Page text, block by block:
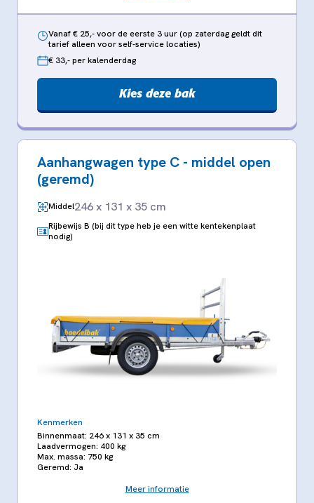
Vanaf € 25,- voor de eerste 3 uur (op zaterdag geldt dit
tarief alleen voor self-service locaties)
€ 33,- per kalenderdag
Kies deze bak
Aanhangwagen type C - middel open
(geremd)
Middel246 x 131 x 35 cm
Rijbewijs B (bij dit type heb je een witte kentekenplaat
nodig)
Kenmerken
Binnenmaat: 246 x 131 x 35 cm
Laadvermogen: 400 kg
Max. massa: 750 kg
Geremd: Ja
Meer informatie